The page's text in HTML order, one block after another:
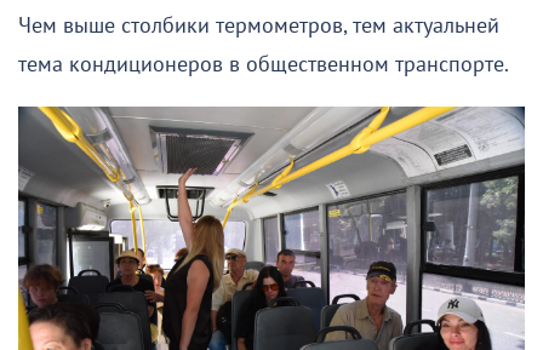
Чем выше столбики термометров, тем актуальней
тема кондиционеров в общественном транспорте.